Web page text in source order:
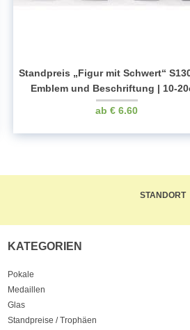
Standpreis „Figur mit Schwert“
Emblem und Beschriftung | 10-
€ 6.60
STANDORT
KATEGORIEN
Pokale
Medaillen
Glas
Standpreise / Trophäen